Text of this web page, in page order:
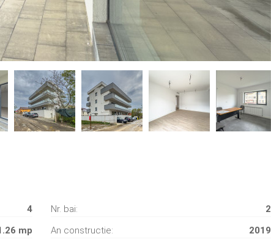
4
mp
Nr. bai:
2
An constructie:
2019